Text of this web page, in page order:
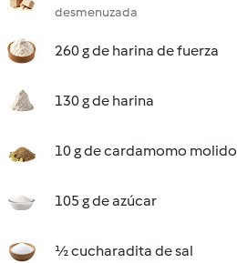
desmenuzada
260 g de harina de fuerza
130 g de harina
10 g de cardamomo molido
105 g de azúcar
½ cucharadita de sal